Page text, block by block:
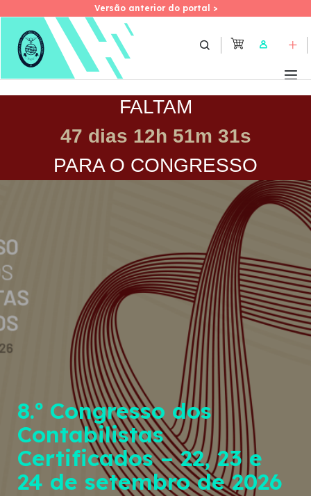
Skip
Versão anterior do portal >
Versão anterior do portal >
User
FALTAM
47 dias 12h 51m 31s
PARA O CONGRESSO
8.º Congresso dos
Contabilistas
Certificados – 22, 23 e
24 de setembro de 2026